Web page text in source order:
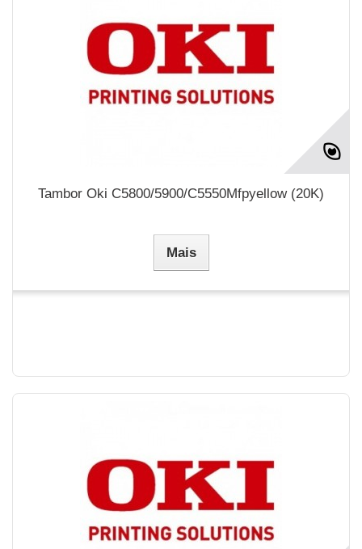
Tambor Oki C5800/5900/C5550Mfpyellow (20K)
Mais